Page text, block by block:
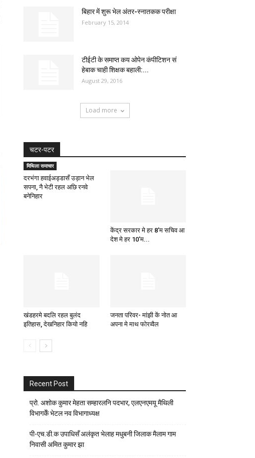
बिहार में शुरू भेल अंतर-स्नातकक परीक्षा
February 15, 2014
टीईटी के समाप्त कय ओपेन कंपीटिशन सं
हेबाक चाही शिक्षक बहाली:...
August 29, 2016
Load more
चटर-पटर
मिथिला समाचार
दरभंगा हवाईअड्डासँ उड़ान भेल
सपना, नै भेटी रहल अछि रनवे
बनेनिहार
केंद्र सरकार मे हर 8’म सचिव आ
देश मे हर 10’म...
खंडहरमे बदलि रहल बुलंद
इतिहास, देखनिहार कियो नहि
जनता परिवर- मांझी कें नोत आ
अपना मे माथ फोरव्वैल
Recent Post
प्रो. अशोक कुमार मेहता सम्हारलनि पदभार, एलएनएमयू मैथिली
विभागकेँ भेटल नव विभागाध्यक्ष
पी-एच.डी.क उपाधिसँ अलंकृत भेलाह मधुबनी जिलाक मैलाम गाम
निवासी अमित कुमार झा